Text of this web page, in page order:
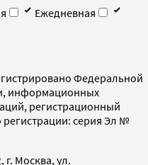
Ежедневная
Федеральной
информационных
регистрационный
серия Эл №
г. Москва, ул.